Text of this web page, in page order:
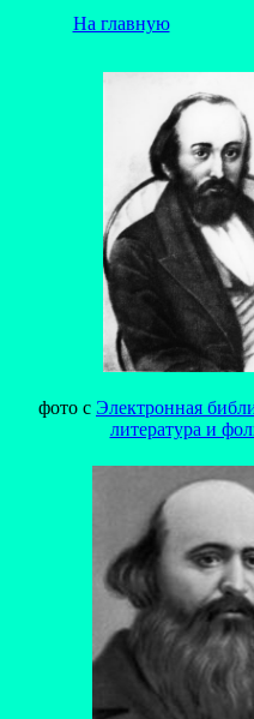
На главную
фото с Электронная
литература и